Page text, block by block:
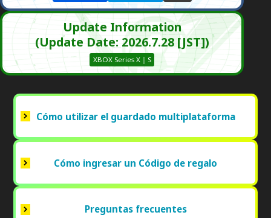
Update Information
(Update Date: 2026.7.28 [JST])
XBOX Series X｜S
Cómo utilizar el guardado multiplataforma
Cómo ingresar un Código de regalo
Preguntas frecuentes